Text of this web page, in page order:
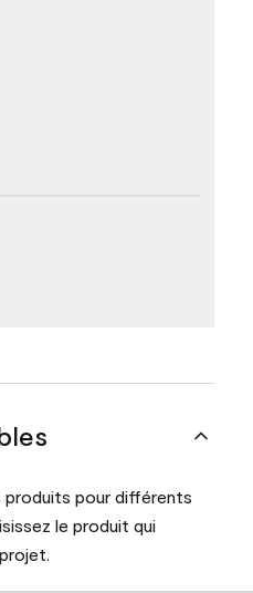
produits pour différents
le produit qui